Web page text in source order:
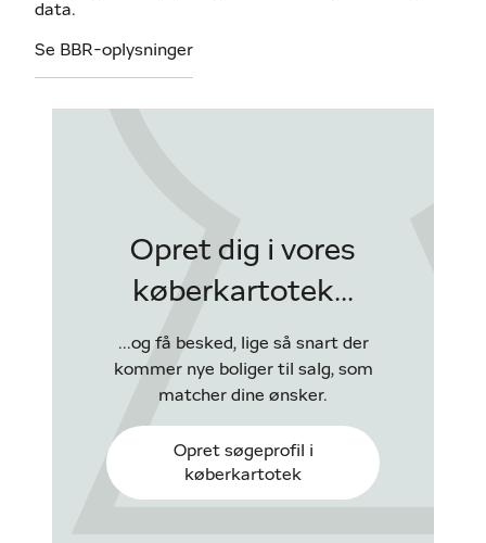
data.
Se BBR-oplysninger
Opret dig i vores
køberkartotek...
...og få besked, lige så snart der
kommer nye boliger til salg, som
matcher dine ønsker.
Opret søgeprofil i
køberkartotek